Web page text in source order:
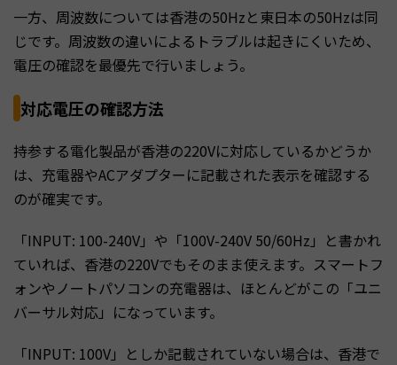
一方、周波数については香港の50Hzと東日本の50Hzは同
じです。周波数の違いによるトラブルは起きにくいため、
電圧の確認を最優先で行いましょう。
対応電圧の確認方法
持参する電化製品が香港の220Vに対応しているかどうか
は、充電器やACアダプターに記載された表示を確認する
のが確実です。
「INPUT: 100-240V」や「100V-240V 50/60Hz」と書かれ
ていれば、香港の220Vでもそのまま使えます。スマートフ
ォンやノートパソコンの充電器は、ほとんどがこの「ユニ
バーサル対応」になっています。
「INPUT: 100V」としか記載されていない場合は、香港で